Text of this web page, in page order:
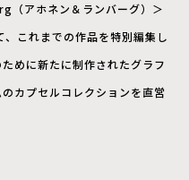
アホネン＆ランバーグ）＞
これまでの作品を特別編集し
めに新たに制作されたグラフ
カプセルコレクションを直営